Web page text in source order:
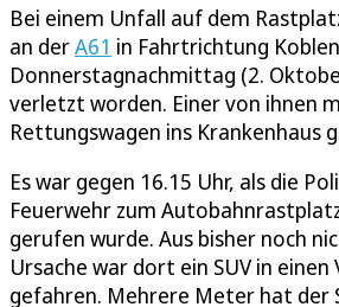
Bei einem Unfall auf dem
an derA61 in Fahrtrichtung
Donnerstagnachmittag (2.
verletzt worden. Einer von ihnen
Rettungswagen ins Krankenhaus
Es war gegen 16.15 Uhr, als die
Feuerwehr zum
gerufen wurde. Aus bisher noch
Ursache war dort ein SUV in einen
gefahren. Mehrere Meter hat der